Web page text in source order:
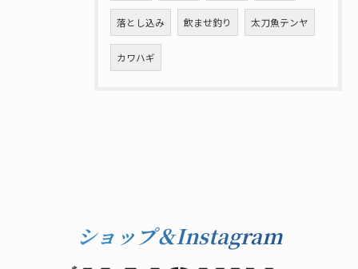
落とし込み 飲ませ釣り 太刀魚テンヤ
カワハギ
ショップ＆Instagram